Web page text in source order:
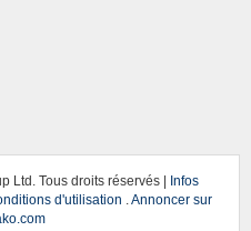
Ltd. Tous droits réservés |
Infos
d'utilisation .Annoncer sur